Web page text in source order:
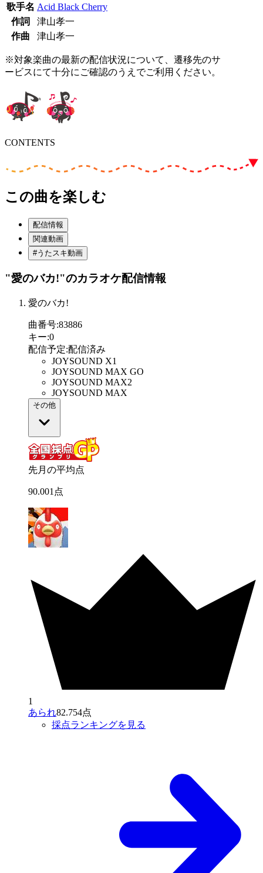
歌手名 Acid Black Cherry
作詞
津山孝一
作曲
津山孝一
※対象楽曲の最新の配信状況について、遷移先のサ
ービスにて十分にご確認のうえでご利用ください。
CONTENTS
この曲を楽しむ
配信情報
関連動画
#うたスキ動画
"愛のバカ!"のカラオケ配信情報
愛のバカ!
曲番号:83886
キー:0
配信予定:配信済み
JOYSOUND X1
JOYSOUND MAX GO
JOYSOUND MAX2
JOYSOUND MAX
その他
先月の平均点
90.001 点
1
あられ82.754点
採点ランキングを見る